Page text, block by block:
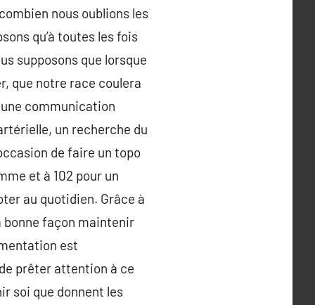
nous oublions les
qu’à toutes les fois
supposons que lorsque
que notre race coulera
communication
un recherche du
de faire un topo
et à 102 pour un
au quotidien. Grâce à
bonne façon maintenir
est
prêter attention à ce
soi que donnent les